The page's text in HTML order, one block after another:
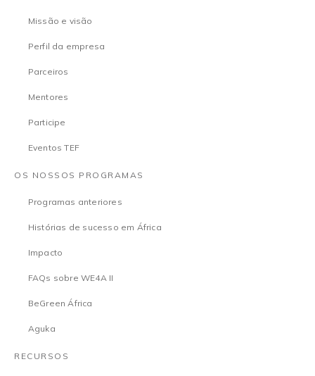
Missão e visão
Perfil da empresa
Parceiros
Mentores
Participe
Eventos TEF
OS NOSSOS PROGRAMAS
Programas anteriores
Histórias de sucesso em África
Impacto
FAQs sobre WE4A II
BeGreen África
Aguka
RECURSOS